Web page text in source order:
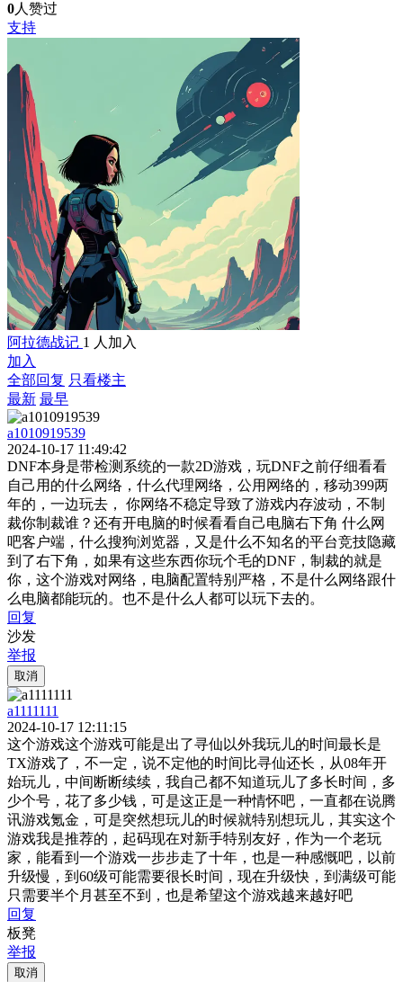
0人赞过
支持
阿拉德战记 1 人加入
加入
全部回复 只看楼主
最新 最早
a1010919539
2024-10-17 11:49:42
DNF本身是带检测系统的一款2D游戏，玩DNF之前仔细看看
自己用的什么网络，什么代理网络，公用网络的，移动399两
年的，一边玩去， 你网络不稳定导致了游戏内存波动，不制
裁你制裁谁？还有开电脑的时候看看自己电脑右下角 什么网
吧客户端，什么搜狗浏览器，又是什么不知名的平台竞技隐藏
到了右下角，如果有这些东西你玩个毛的DNF，制裁的就是
你，这个游戏对网络，电脑配置特别严格，不是什么网络跟什
么电脑都能玩的。也不是什么人都可以玩下去的。
回复
沙发
举报
取消
a1111111
2024-10-17 12:11:15
这个游戏这个游戏可能是出了寻仙以外我玩儿的时间最长是
TX游戏了，不一定，说不定他的时间比寻仙还长，从08年开
始玩儿，中间断断续续，我自己都不知道玩儿了多长时间，多
少个号，花了多少钱，可是这正是一种情怀吧，一直都在说腾
讯游戏氪金，可是突然想玩儿的时候就特别想玩儿，其实这个
游戏我是推荐的，起码现在对新手特别友好，作为一个老玩
家，能看到一个游戏一步步走了十年，也是一种感慨吧，以前
升级慢，到60级可能需要很长时间，现在升级快，到满级可能
只需要半个月甚至不到，也是希望这个游戏越来越好吧
回复
板凳
举报
取消